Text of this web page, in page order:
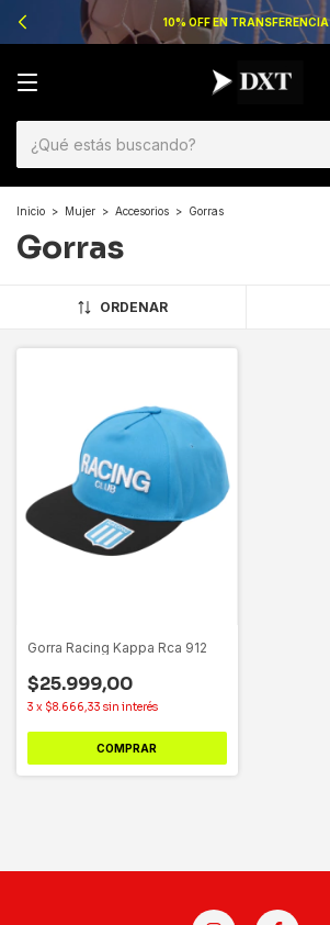
10% OFF EN TRANSFERENCIA
Inicio > Mujer > Accesorios > Gorras
Gorras
ORDENAR
Gorra Racing Kappa Rca 912
$25.999,00
3 x $8.666,33 sin interés
COMPRAR